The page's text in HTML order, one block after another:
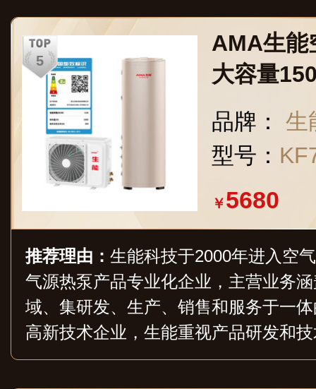
AMA生能
大容量
家用200
带电辅热
胆200L
品牌：
生
型号：
￥5680
推荐理由： 生能科技于2000年进入空
气源热泵产品专业化企业，主营业务
域、集研发、生产、销售和服务于一
高新技术企业，生能重视产品研发和
心和多个实验室，具备极强的研发、